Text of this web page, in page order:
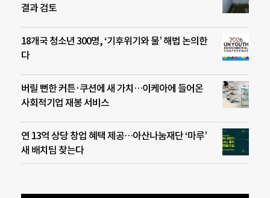
결과 검토
18개국 청소년 300명, ‘기후위기와 물’ 해법 논의한
다
버릴 뻔한 커튼·쿠션에 새 가치…이케아에 들어온
사회적기업 재봉 서비스
연 13억 상당 창업 혜택 제공…아산나눔재단 ‘마루’
새 배치팀 찾는다